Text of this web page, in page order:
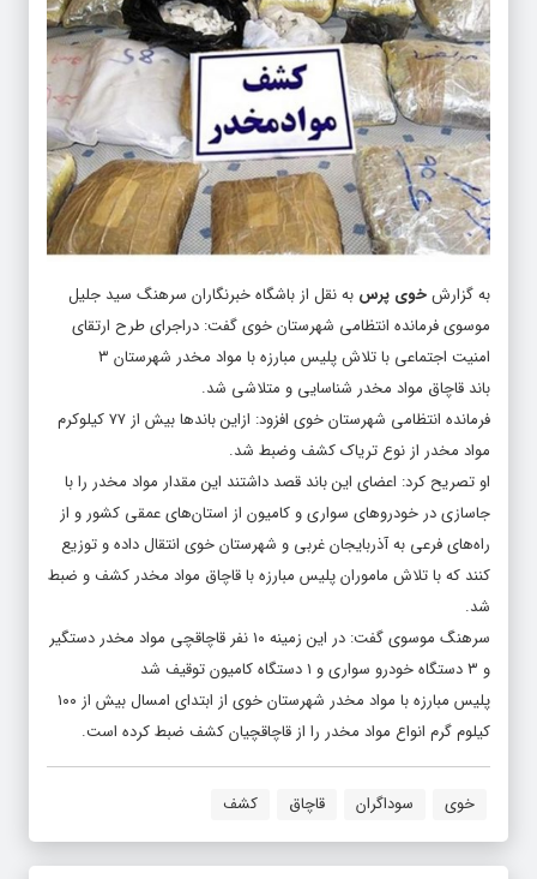
به گزارشخوی پرس به نقل از باشگاه خبرنگاران سرهنگ سید جلیل
موسوی فرمانده انتظامی شهرستان خوی گفت: دراجرای طرح ارتقای
امنیت اجتماعی با تلاش پلیس مبارزه با مواد مخدر شهرستان ۳
باند قاچاق مواد مخدر شناسایی و متلاشی شد.
فرمانده انتظامی شهرستان خوی افزود: ازاین باند‌ها بیش از ۷۷ کیلوکرم
مواد مخدر از نوع تریاک کشف وضبط شد.
او تصریح کرد: اعضای این باند قصد داشتند این مقدار مواد مخدر را با
جاسازی در خودرو‌های سواری و کامیون از استان‌های عمقی کشور و از
راه‌های فرعی به آذربایجان غربی و شهرستان خوی انتقال داده و توزیع
کنند که با تلاش ماموران پلیس مبارزه با قاچاق مواد مخدر کشف و ضبط
شد.
سرهنگ موسوی گفت: در این زمینه ۱۰ نفر قاچاقچی مواد مخدر دستگیر
و ۳ دستگاه خودرو سواری و ۱ دستگاه کامیون توقیف شد
پلیس مبارزه با مواد مخدر شهرستان خوی از ابتدای امسال بیش از ۱۰۰
کیلوم گرم انواع مواد مخدر را از قاچاقچیان کشف ضبط کرده است.
خوی سوداگران قاچاق کشف